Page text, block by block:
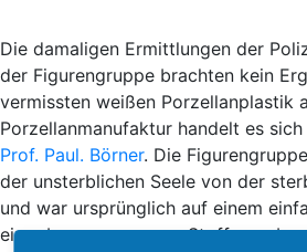
Die damaligen Ermittlungen der
der Figurengruppe brachten kein
vermissten weißen Porzellanplastik
Porzellanmanufaktur handelt es
Prof. Paul. Börner. Die
der unsterblichen Seele von der
und war ursprünglich auf einem
einer bespannung aus Stoff